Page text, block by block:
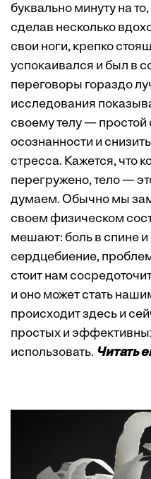
буквально минуту на
сделав несколько
свои ноги, крепко
успокаивался и был в
переговоры гораздо
исследования
своему телу — простой
осознанности и
стресса. Кажется, что
перегружено, тело —
думаем. Обычно мы
своем физическом
мешают: боль в спине
сердцебиение,
стоит нам
и оно может стать
происходит здесь и
простых и
использовать. Читать